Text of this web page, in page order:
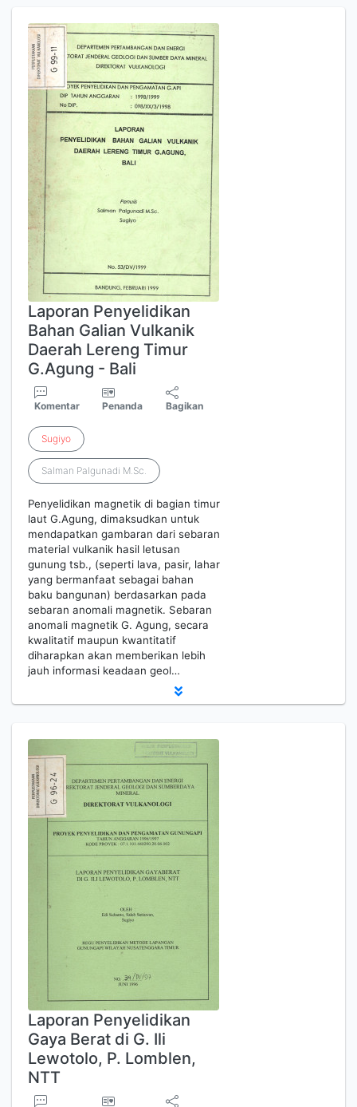
Laporan Penyelidikan
Bahan Galian Vulkanik
Daerah Lereng Timur
G.Agung - Bali
Komentar Penanda Bagikan
Sugiyo
Salman Palgunadi M.Sc.
Penyelidikan magnetik di bagian timur
laut G.Agung, dimaksudkan untuk
mendapatkan gambaran dari sebaran
material vulkanik hasil letusan
gunung tsb., (seperti lava, pasir, lahar
yang bermanfaat sebagai bahan
baku bangunan) berdasarkan pada
sebaran anomali magnetik. Sebaran
anomali magnetik G. Agung, secara
kwalitatif maupun kwantitatif
diharapkan akan memberikan lebih
jauh informasi keadaan geol…
Laporan Penyelidikan
Gaya Berat di G. Ili
Lewotolo, P. Lomblen,
NTT